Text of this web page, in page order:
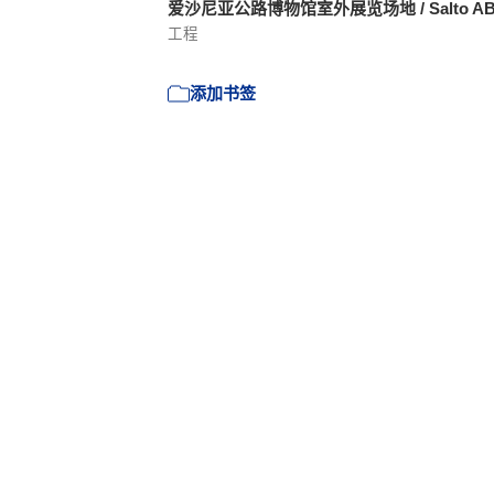
爱沙尼亚公路博物馆室外展览场地 / Salto
工程
添加书签